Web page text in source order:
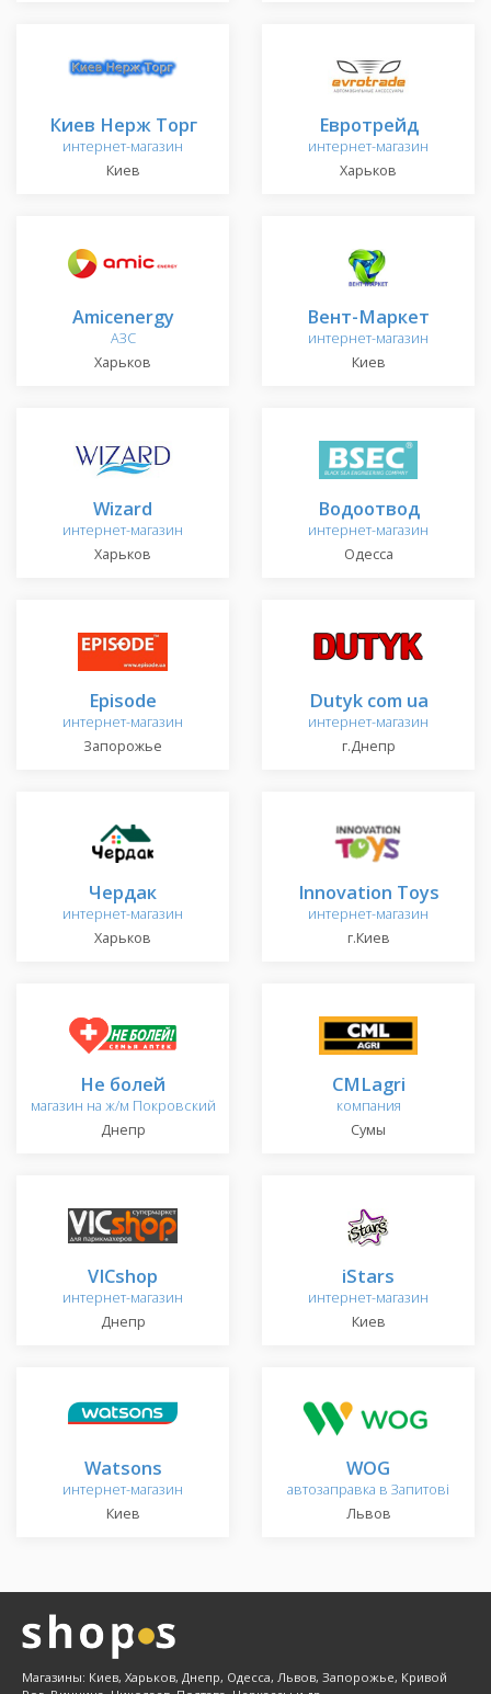
Киев Нерж Торг
интернет-магазин
Киев
Евротрейд
интернет-магазин
Харьков
Amicenergy
АЗС
Харьков
Вент-Маркет
интернет-магазин
Киев
Wizard
интернет-магазин
Харьков
Водоотвод
интернет-магазин
Одесса
Episode
интернет-магазин
Запорожье
Dutyk com ua
интернет-магазин
г.Днепр
Чердак
интернет-магазин
Харьков
Innovation Toys
интернет-магазин
г.Киев
Не болей
магазин на ж/м Покровский
Днепр
CMLagri
компания
Сумы
VICshop
интернет-магазин
Днепр
iStars
интернет-магазин
Киев
Watsons
интернет-магазин
Киев
WOG
автозаправка в Запитові
Львов
Магазины: Киев, Харьков, Днепр, Одесса, Львов, Запорожье, Кривой